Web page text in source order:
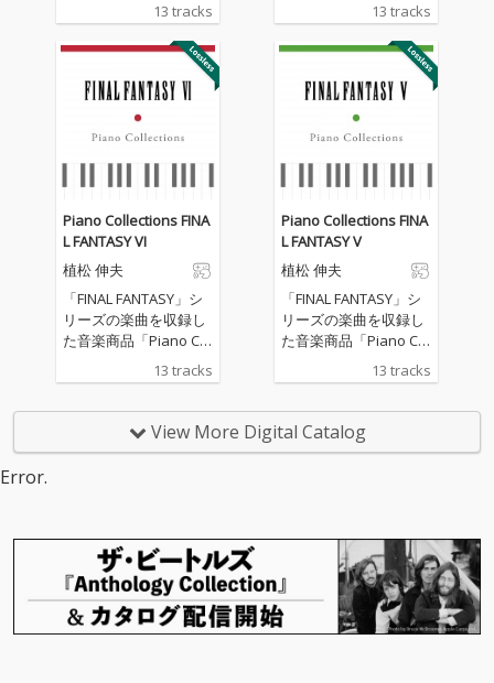
く、JAZZアレンジシリ
ーズが誕生！ 音楽監督
には、映画や著名アー
ティストの編曲等、 幅
広く活躍するyuma ya
maguchi氏を迎え、
ジーIX』の音楽に新た
な命を吹き込みます。
世界で活躍するミュー
ジシャン達が集結し
て、 新しいゲーム音楽J
AZZを再定義します。
アレンジはピアノ、ビ
ッグバンド、コンボな
ど幅広く構成、 一部の
カリーズをお楽しみい
13 tracks
く、JAZZアレンジシリ
ーズが誕生！ 音楽監督
には、映画や著名アー
ティストの編曲等、 幅
広く活躍するyuma ya
maguchi氏を迎え、
『ファイナルファンタ
ジーIX』の音楽に新た
な命を吹き込みます。
世界で活躍するミュー
ジシャン達が集結し
て、 新しいゲーム音楽J
AZZを再定義します。
アレンジはピアノ、ビ
ッグバンド、コンボな
ど幅広く構成、 一部の
カリーズをお楽しみい
13 tracks
Piano Collections FINA
L FANTASY VI
植松 伸夫
「FINAL FANTASY」シ
リーズの楽曲を収録し
た音楽商品「Piano Col
lections FINAL FANTAS
Y」関連コンテンツが
13 tracks
Piano Collections FINA
L FANTASY V
植松 伸夫
「FINAL FANTASY」シ
リーズの楽曲を収録し
た音楽商品「Piano Col
lections FINAL FANTAS
Y」関連コンテンツが
13 tracks
View More Digital Catalog
Error.